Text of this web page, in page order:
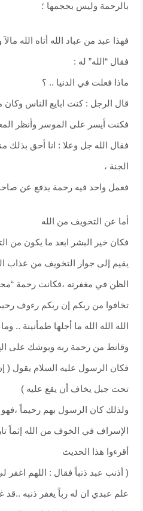
بالرحمة وليس بحجمها ؛
فهذا عبد من عباد الله أتاه الله
فقال “الله” له :
ماذا فعلت في الدنيا .. ؟
قال الرجل : كنت ابايع الناس
فكنت أيسر على الموسر وأنظر
فقال الله جل وعلا : انا أحق بذلك
الجنة ،
فعمل واحد فيه رحمة يدفع عن صاحبه
أما عن التخويف من الله
فكان خير البشر ابعد ما يكون من
يقيم إلى جوار التخويف من عذاب
الظن في مغفرته ،فكانت رحمة
تخافوا من ربكم إن ربكم رءوف
الله الله الله ما أجلها طمأنينة
وقانط من رحمة ربه ويوشك على
فكان الرسول عليه السلام يقول (
تحت جبل يخاف أن يقع عليه )
ولذلك كان الرسول بهم رحيماً ،فهو
الإسراف في الخوف من الله إثماً
أقرءوا هذا الحديث
( أذنب عبد ذنباً فقال : اللهم اغفر
علم عبدي ان له رباً يغفر ذنبه